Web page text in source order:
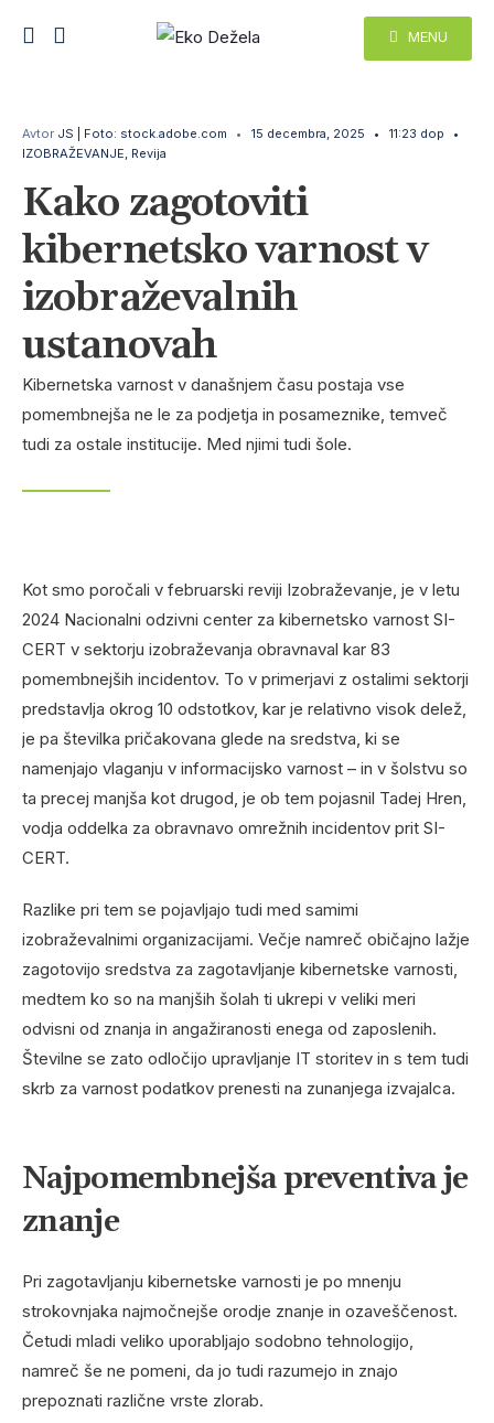
MENU
Avtor JS | Foto: stock.adobe.com • 15 decembra, 2025 • 11:23 dop
•
IZOBRAŽEVANJE, Revija
Kako zagotoviti
kibernetsko varnost v
izobraževalnih
ustanovah
Kibernetska varnost v današnjem času postaja vse
pomembnejša ne le za podjetja in posameznike, temveč
tudi za ostale institucije. Med njimi tudi šole.
Kot smo poročali v februarski reviji Izobraževanje, je v letu
2024 Nacionalni odzivni center za kibernetsko varnost SI-
CERT v sektorju izobraževanja obravnaval kar 83
pomembnejših incidentov. To v primerjavi z ostalimi sektorji
predstavlja okrog 10 odstotkov, kar je relativno visok delež,
je pa številka pričakovana glede na sredstva, ki se
namenjajo vlaganju v informacijsko varnost – in v šolstvu so
ta precej manjša kot drugod, je ob tem pojasnil Tadej Hren,
vodja oddelka za obravnavo omrežnih incidentov prit SI-
CERT.
Razlike pri tem se pojavljajo tudi med samimi
izobraževalnimi organizacijami. Večje namreč običajno lažje
zagotovijo sredstva za zagotavljanje kibernetske varnosti,
medtem ko so na manjših šolah ti ukrepi v veliki meri
odvisni od znanja in angažiranosti enega od zaposlenih.
Številne se zato odločijo upravljanje IT storitev in s tem tudi
skrb za varnost podatkov prenesti na zunanjega izvajalca.
Najpomembnejša preventiva je
znanje
Pri zagotavljanju kibernetske varnosti je po mnenju
strokovnjaka najmočnejše orodje znanje in ozaveščenost.
Četudi mladi veliko uporabljajo sodobno tehnologijo,
namreč še ne pomeni, da jo tudi razumejo in znajo
prepoznati različne vrste zlorab.